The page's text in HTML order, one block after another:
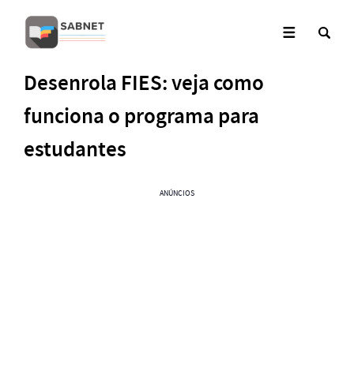
Desenrola FIES: veja como
funciona o programa para
estudantes
ANÚNCIOS